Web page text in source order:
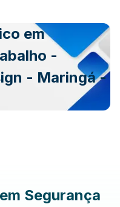
em
-
- Maringá -
Segurança